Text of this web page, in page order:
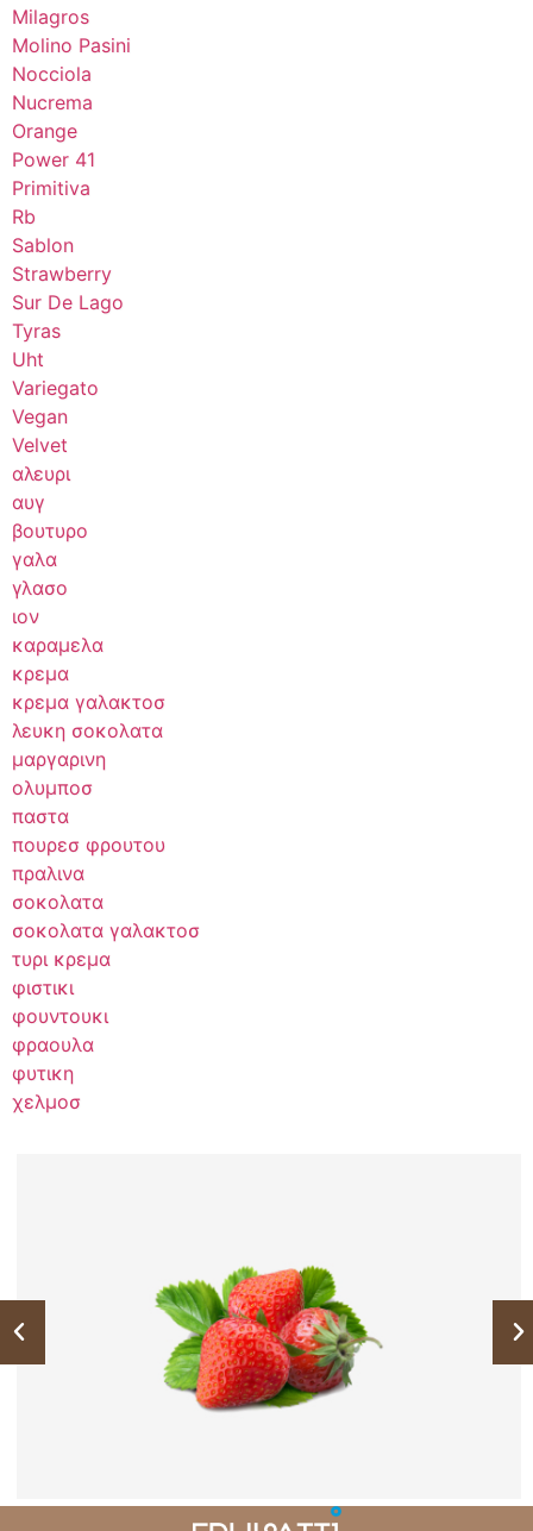
Milagros
Molino Pasini
Nocciola
Nucrema
Orange
Power 41
Primitiva
Rb
Sablon
Strawberry
Sur De Lago
Tyras
Uht
Variegato
Vegan
Velvet
αλευρι
αυγ
βουτυρο
γαλα
γλασο
ιον
καραμελα
κρεμα
κρεμα γαλακτοσ
λευκη σοκολατα
μαργαρινη
ολυμποσ
παστα
πουρεσ φρουτου
πραλινα
σοκολατα
σοκολατα γαλακτοσ
τυρι κρεμα
φιστικι
φουντουκι
φραουλα
φυτικη
χελμοσ